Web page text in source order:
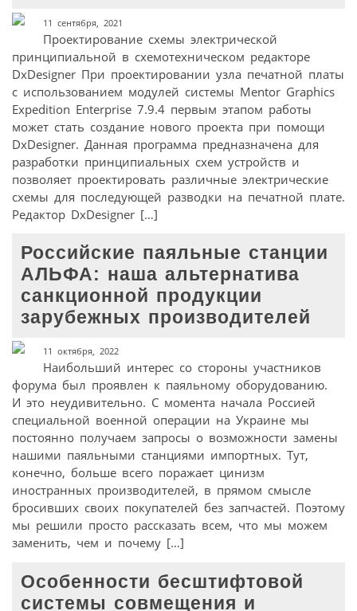
11 сентября, 2021
Проектирование схемы электрической
принципиальной в схемотехническом редакторе
DxDesigner При проектировании узла печатной платы
с использованием модулей системы Mentor Graphics
Expedition Enterprise 7.9.4 первым этапом работы
может стать создание нового проекта при помощи
DxDesigner. Данная программа предназначена для
разработки принципиальных схем устройств и
позволяет проектировать различные электрические
схемы для последующей разводки на печатной плате.
Редактор DxDesigner […]
Российские паяльные станции
АЛЬФА: наша альтернатива
санкционной продукции
зарубежных производителей
11 октября, 2022
Наибольший интерес со стороны участников
форума был проявлен к паяльному оборудованию.
И это неудивительно. С момента начала Россией
специальной военной операции на Украине мы
постоянно получаем запросы о возможности замены
нашими паяльными станциями импортных. Тут,
конечно, больше всего поражает цинизм
иностранных производителей, в прямом смысле
бросивших своих покупателей без запчастей. Поэтому
мы решили просто рассказать всем, что мы можем
заменить, чем и почему […]
Особенности бесштифтовой
системы совмещения и